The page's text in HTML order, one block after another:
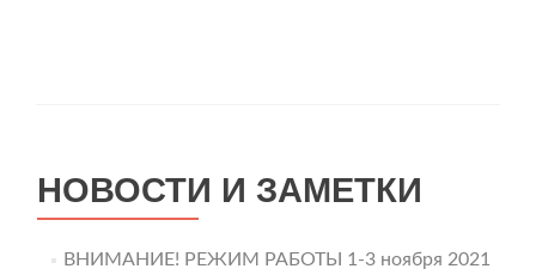
НОВОСТИ И ЗАМЕТКИ
ВНИМАНИЕ! РЕЖИМ РАБОТЫ 1-3 ноября 2021